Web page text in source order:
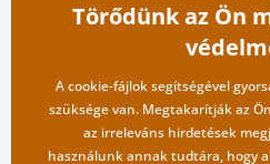
Szállítási és fizetési módok
Törődünk az Ön
A cookie-fájlok segítségével
szüksége van. Megtakarítják az
az irreleváns hirdetések
használunk annak tudtára, hogy